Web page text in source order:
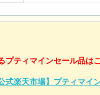
プティマインセール品は
式楽天市場】プティマイ